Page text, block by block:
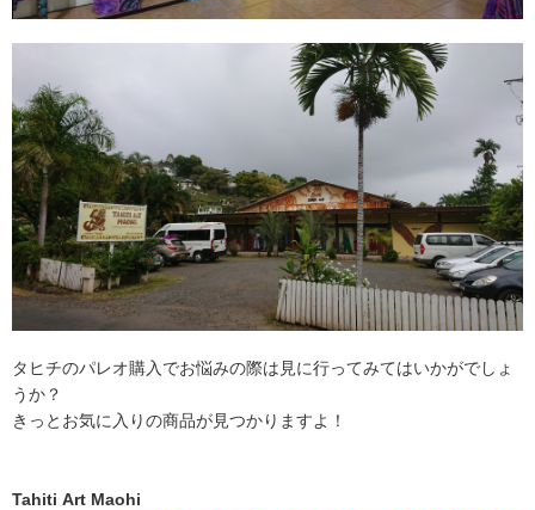
タヒチのパレオ購入でお悩みの際は見に行ってみてはいかがでしょ
うか？
きっとお気に入りの商品が見つかりますよ！
Tahiti Art Maohi